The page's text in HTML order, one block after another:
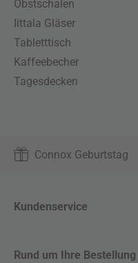
Obstschalen
Iittala Gläser
Tabletttisch
Kaffeebecher
Tagesdecken
Connox Geburtstag
Kundenservice
Rund um Ihre Bestellung